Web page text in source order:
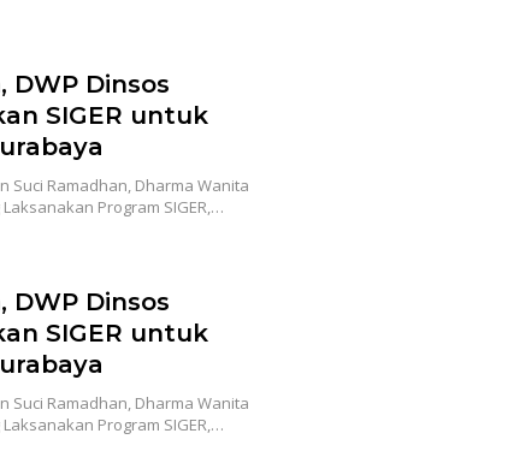
DWP Dinsos
SIGER untuk
Suci Ramadhan, Dharma Wanita
Program SIGER,…
DWP Dinsos
SIGER untuk
Suci Ramadhan, Dharma Wanita
Program SIGER,…